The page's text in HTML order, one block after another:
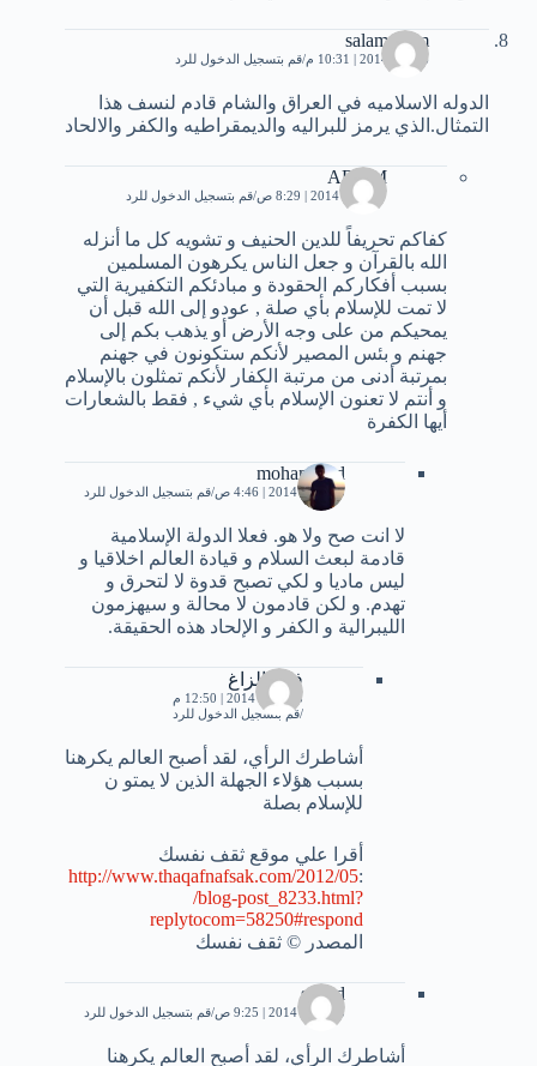
salamdaam
6 يناير، 2014 | 10:31 م قم بتسجيل الدخول للرد
الدوله الاسلاميه في العراق والشام قادم لنسف هذا
التمثال.الذي يرمز للبراليه والديمقراطيه والكفر والالحاد
ADAM
17 يناير، 2014 | 8:29 ص قم بتسجيل الدخول للرد
كفاكم تحريفاً للدين الحنيف و تشويه كل ما أنزله
الله بالقرآن و جعل الناس يكرهون المسلمين
بسبب أفكاركم الحقودة و مبادئكم التكفيرية التي
لا تمت للإسلام بأي صلة , عودو إلى الله قبل أن
يمحيكم من على وجه الأرض أو يذهب بكم إلى
جهنم و بئس المصير لأنكم ستكونون في جهنم
بمرتبة أدنى من مرتبة الكفار لأنكم تمثلون بالإسلام
و أنتم لا تعنون الإسلام بأي شيء , فقط بالشعارات
أيها الكفرة
mohammed
23 يناير، 2014 | 4:46 ص قم بتسجيل الدخول للرد
لا انت صح ولا هو. فعلا الدولة الإسلامية
قادمة لبعث السلام و قيادة العالم اخلاقيا و
ليس ماديا و لكي تصبح قدوة لا لتحرق و
تهدم. و لكن قادمون لا محالة و سيهزمون
الليبرالية و الكفر و الإلحاد هذه الحقيقة.
فرج الزاغ
23 يناير، 2014 | 12:50 م
قم بتسجيل الدخول للرد
أشاطرك الرأي، لقد أصبح العالم يكرهنا
بسبب هؤلاء الجهلة الذين لا يمتو ن
للإسلام بصلة
أقرا علي موقع ثقف نفسك
:
http://www.thaqafnafsak.com/2012/05
/blog-post_8233.html?
replytocom=58250#respond
المصدر © ثقف نفسك
souad
23 يناير، 2014 | 9:25 ص قم بتسجيل الدخول للرد
أشاطرك الرأي، لقد أصبح العالم يكرهنا